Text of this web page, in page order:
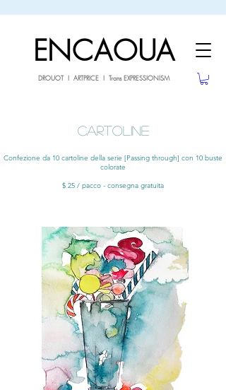
ENCAOUA
DROUOT I ARTPRICE I Trans EXPRESSIONISM
CARTOLINE
Confezione da 10 cartoline della serie [Passing through] con 10 buste
colorate
$ 25 / pacco - consegna gratuita